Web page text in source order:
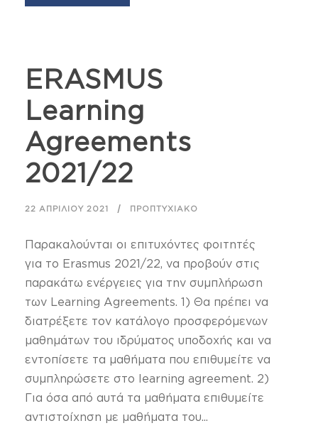
ERASMUS
Learning
Agreements
2021/22
22 ΑΠΡΙΛΊΟΥ 2021 ΠΡΟΠΤΥΧΙΑΚΌ
Παρακαλούνται οι επιτυχόντες φοιτητές
για το Erasmus 2021/22, να προβούν στις
παρακάτω ενέργειες για την συμπλήρωση
των Learning Agreements. 1) Θα πρέπει να
διατρέξετε τον κατάλογο προσφερόμενων
μαθημάτων του ιδρύματος υποδοχής και να
εντοπίσετε τα μαθήματα που επιθυμείτε να
συμπληρώσετε στο learning agreement. 2)
Για όσα από αυτά τα μαθήματα επιθυμείτε
αντιστοίχηση με μαθήματα του...